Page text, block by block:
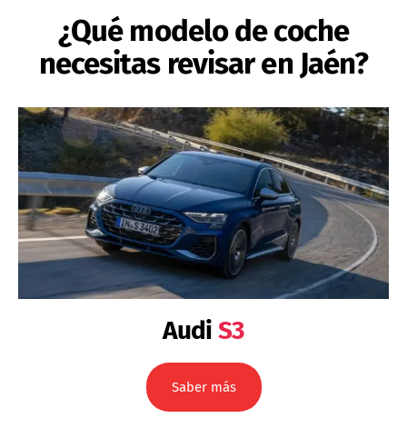
¿Qué modelo de coche
necesitas revisar en Jaén?
Audi S3
Saber más